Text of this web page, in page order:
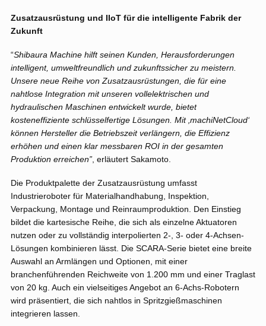
Zusatzausrüstung und IIoT für die intelligente Fabrik der
Zukunft
“Shibaura Machine hilft seinen Kunden, Herausforderungen
intelligent, umweltfreundlich und zukunftssicher zu meistern.
Unsere neue Reihe von Zusatzausrüstungen, die für eine
nahtlose Integration mit unseren vollelektrischen und
hydraulischen Maschinen entwickelt wurde, bietet
kosteneffiziente schlüsselfertige Lösungen. Mit ‚machiNetCloud‘
können Hersteller die Betriebszeit verlängern, die Effizienz
erhöhen und einen klar messbaren ROI in der gesamten
Produktion erreichen” , erläutert Sakamoto.
Die Produktpalette der Zusatzausrüstung umfasst
Industrieroboter für Materialhandhabung, Inspektion,
Verpackung, Montage und Reinraumproduktion. Den Einstieg
bildet die kartesische Reihe, die sich als einzelne Aktuatoren
nutzen oder zu vollständig interpolierten 2-, 3- oder 4-Achsen-
Lösungen kombinieren lässt. Die SCARA-Serie bietet eine breite
Auswahl an Armlängen und Optionen, mit einer
branchenführenden Reichweite von 1.200 mm und einer Traglast
von 20 kg. Auch ein vielseitiges Angebot an 6-Achs-Robotern
wird präsentiert, die sich nahtlos in Spritzgießmaschinen
integrieren lassen.